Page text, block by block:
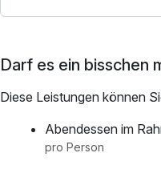
Darf es ein bisschen
Diese Leistungen können
Abendessen im
pro Person